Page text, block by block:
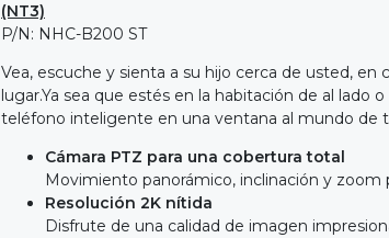
(NT3)
P/N: NHC-B200 ST
Vea, escuche y sienta a su hijo cerca de usted,
lugar.Ya sea que estés en la habitación de al lado
teléfono inteligente en una ventana al mundo de
Cámara PTZ para una cobertura total
Movimiento panorámico, inclinación y zoom
Resolución 2K nítida
Disfrute de una calidad de imagen